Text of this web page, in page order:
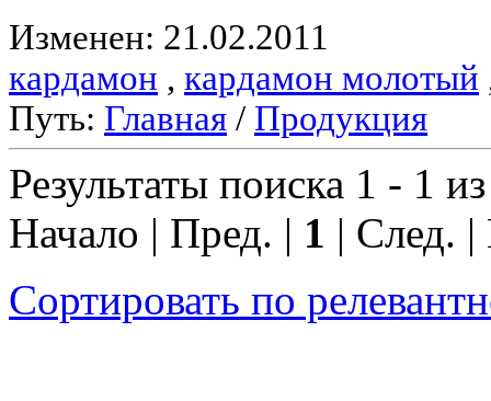
Изменен: 21.02.2011
кардамон , кардамон молотый
Путь: Главная / Продукция
Результаты поиска 1 - 1
Начало | Пред. | 1 | След.
Сортировать по